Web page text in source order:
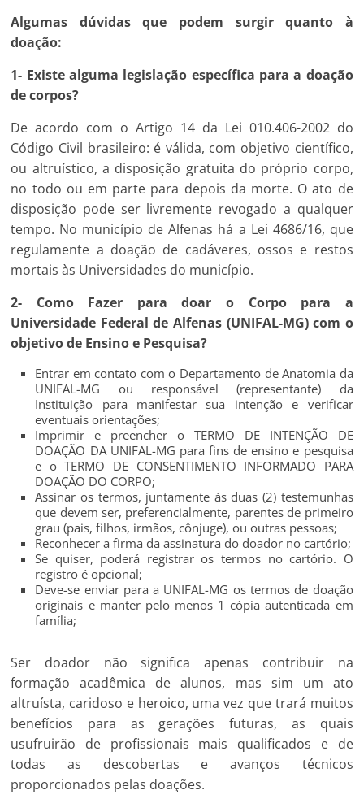
Algumas dúvidas que podem surgir quanto à
doação:
1- Existe alguma legislação específica para a doação
de corpos?
De acordo com o Artigo 14 da Lei 010.406-2002 do
Código Civil brasileiro: é válida, com objetivo científico,
ou altruístico, a disposição gratuita do próprio corpo,
no todo ou em parte para depois da morte. O ato de
disposição pode ser livremente revogado a qualquer
tempo. No município de Alfenas há a Lei 4686/16, que
regulamente a doação de cadáveres, ossos e restos
mortais às Universidades do município.
2- Como Fazer para doar o Corpo para a
Universidade Federal de Alfenas (UNIFAL-MG) com o
objetivo de Ensino e Pesquisa?
Entrar em contato com o Departamento de Anatomia da
UNIFAL-MG ou responsável (representante) da
Instituição para manifestar sua intenção e verificar
eventuais orientações;
Imprimir e preencher o TERMO DE INTENÇÃO DE
DOAÇÃO DA UNIFAL-MG para fins de ensino e pesquisa
e o TERMO DE CONSENTIMENTO INFORMADO PARA
DOAÇÃO DO CORPO;
Assinar os termos, juntamente às duas (2) testemunhas
que devem ser, preferencialmente, parentes de primeiro
grau (pais, filhos, irmãos, cônjuge), ou outras pessoas;
Reconhecer a firma da assinatura do doador no cartório;
Se quiser, poderá registrar os termos no cartório. O
registro é opcional;
Deve-se enviar para a UNIFAL-MG os termos de doação
originais e manter pelo menos 1 cópia autenticada em
família;
Ser doador não significa apenas contribuir na
formação acadêmica de alunos, mas sim um ato
altruísta, caridoso e heroico, uma vez que trará muitos
benefícios para as gerações futuras, as quais
usufruirão de profissionais mais qualificados e de
todas as descobertas e avanços técnicos
proporcionados pelas doações.